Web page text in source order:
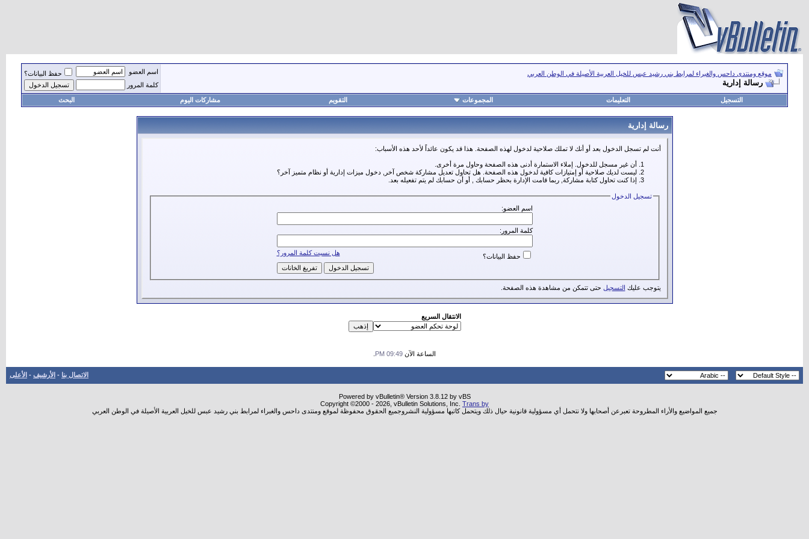
موقع ومنتدى داحس والغبراء لمرابط بني رشيد عبس للخيل العربية الأصيلة في الوطن العربي
رسالة إدارية
اسم العضو
حفظ البيانات؟
كلمة المرور
التسجيل التعليمات المجموعات التقويم مشاركات اليوم البحث
رسالة إدارية
أنت لم تسجل الدخول بعد أو أنك لا تملك صلاحية لدخول لهذه الصفحة. هذا قد يكون عائداً لأحد هذه الأسباب:
أن غير مسجل للدخول. إملاء الاستمارة أدنى هذه الصفحة وحاول مرة أخرى.
ليست لديك صلاحية أو إمتيازات كافية لدخول هذه الصفحة. هل تحاول تعديل مشاركة شخص آخر, دخول ميزات إدارية أو نظام متميز آخر؟
إذا كنت تحاول كتابة مشاركة, ربما قامت الإدارة بحظر حسابك , أو أن حسابك لم يتم تفعيله بعد.
تسجيل الدخول
اسم العضو:
كلمة المرور:
هل نسيت كلمة المرور؟ حفظ البيانات؟
يتوجب عليك التسجيل حتى تتمكن من مشاهدة هذه الصفحة.
الانتقال السريع
الساعة الآن 09:49 PM
الاتصال بنا - الأرشيف - الأعلى
Powered by vBulletin® Version 3.8.12 by vBS
Copyright ©2000 - 2026, vBulletin Solutions, Inc. Trans by
جميع المواضيع والأراء المطروحة تعبرعن أصحابها ولا نتحمل أي مسؤولية قانونية حيال ذلك ويتحمل كاتبها مسؤولية النشروجميع الحقوق محفوظة لموقع ومنتدى داحس والغبراء لمرابط بني رشيد عبس للخيل العربية الأصيلة في الوطن العربي